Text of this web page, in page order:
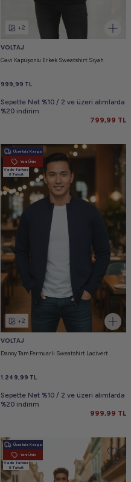
+2
VOLTAJ
Gavi Kapüşonlu Erkek Sweatshirt Siyah
999,99 TL
Sepette Net %10 / 2 ve üzeri alımlarda
%20 indirim
799,99 TL
Ücretsiz Kargo
Yeni Ürün
Vade farksız
6 Taksit
+2
VOLTAJ
Danny Tam Fermuarlı Sweatshirt Lacivert
1.249,99 TL
Sepette Net %10 / 2 ve üzeri alımlarda
%20 indirim
999,99 TL
Ücretsiz Kargo
Yeni Ürün
Vade farksız
6 Taksit